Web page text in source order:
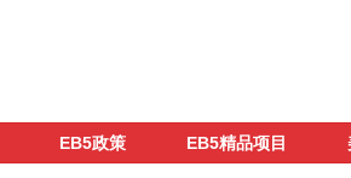
EB5政策 EB5精品项目